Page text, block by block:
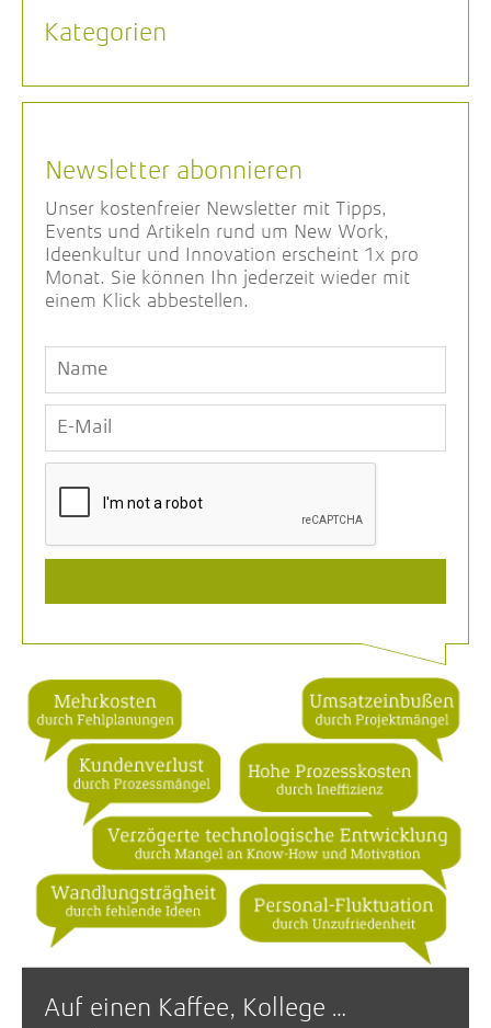
Kategorien
Newsletter abonnieren
Unser kostenfreier Newsletter mit Tipps,
Events und Artikeln rund um New Work,
Ideenkultur und Innovation erscheint 1x pro
Monat. Sie können Ihn jederzeit wieder mit
einem Klick abbestellen.
Auf einen Kaffee, Kollege …